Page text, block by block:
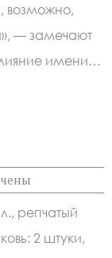
возможно,
— замечают
имени…
репчатый
2 штуки,